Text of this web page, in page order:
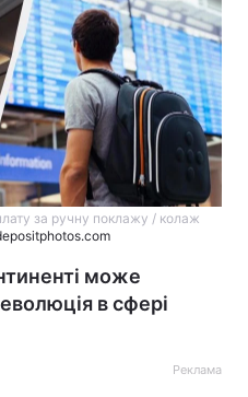
за ручну поклажу / колаж
може
в сфері
Реклама